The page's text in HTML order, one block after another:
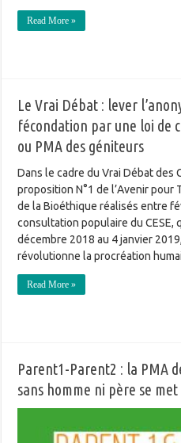
Read More »
Le Vrai Débat : lever
fécondation par une loi de
ou PMA des géniteurs
Dans le cadre du Vrai Débat des
proposition N°1 de l’Avenir pour
de la Bioéthique réalisés entre
consultation populaire du CESE,
décembre 2018 au 4 janvier
révolutionne la procréation
Read More »
Parent1-Parent2 : la PMA
sans homme ni père se